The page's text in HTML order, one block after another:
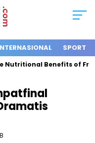
SPORT
Benefits of Fruits